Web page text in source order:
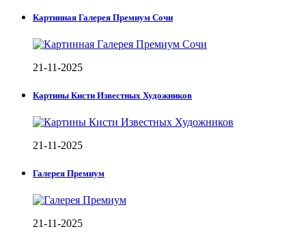
Картинная Галерея Премиум Сочи
21-11-2025
Картины Кисти Известных Художников
21-11-2025
Галерея Премиум
21-11-2025